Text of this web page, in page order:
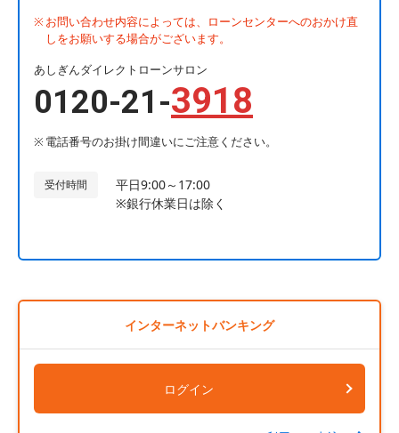
お問い合わせ内容によっては、ローンセンターへのおかけ直
しをお願いする場合がございます。
あしぎんダイレクトローンサロン
0120-21-3918
電話番号のお掛け間違いにご注意ください。
受付時間
平日9:00～17:00
※銀行休業日は除く
インターネットバンキング
ログイン